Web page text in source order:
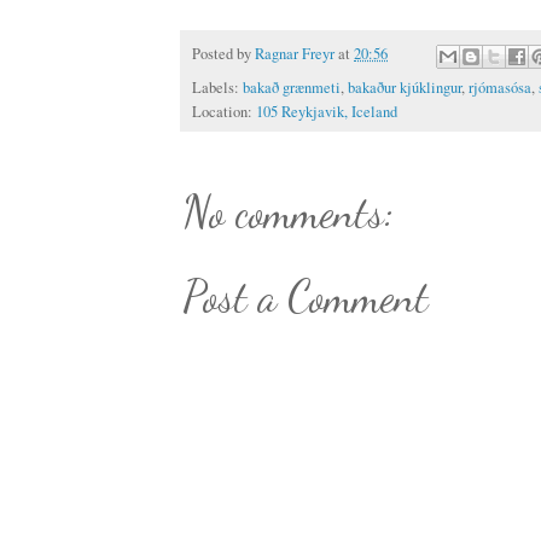
Posted byRagnar Freyrat 20:56
Labels: bakað grænmeti,bakaður kjúklingur,rjómasósa,
Location: 105 Reykjavik, Iceland
No comments:
Post a Comment